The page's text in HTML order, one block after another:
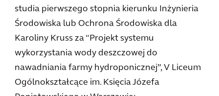
studia pierwszego stopnia kierunku Inżynieria
Środowiska lub Ochrona Środowiska dla
Karoliny Kruss za “Projekt systemu
wykorzystania wody deszczowej do
nawadniania farmy hydroponicznej”, V Liceum
Ogólnokształcące im. Księcia Józefa